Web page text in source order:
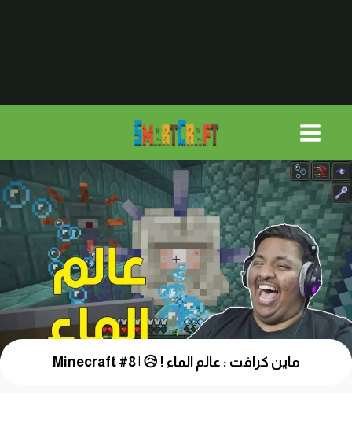
ماين كرافت : عالم الماء ! 😥 | Minecraft #8